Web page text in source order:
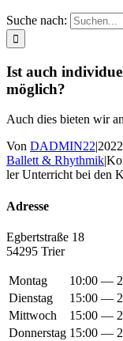
Suche nach:
Ist auch
möglich?
Auch dies bie­ten wir
Von DADMIN22|
Ballett & Rhythmik|
ler Unter­richt bei den
Adres­se
Egbert­stra­ße 18
54295 Trier
Montag
10:00 —
Dienstag
15:00 —
Mittwoch
15:00 —
Donnerstag 15:00 —